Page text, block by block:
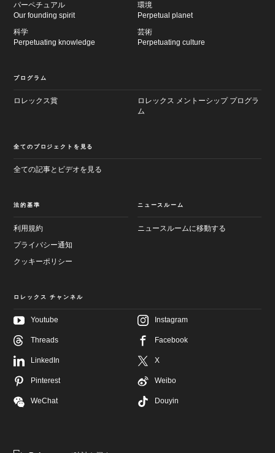
メ
イ
画
へ
進
む
フ
タ
ー
進
パーペチュアル
Our founding spirit
環境
Perpetual planet
科学
Perpetuating knowledge
芸術
Perpetuating culture
プログラム
ロレックス賞
ロレックス メントーシップ プログラ
ム
全てのプロジェクトを見る
全ての記事とビデオを見る
法的基準
利用規約
プライバシー通知
クッキーポリシー
ニュースルーム
ニュースルームに移動する
ロレックス チャンネル
Youtube Instagram
Threads Facebook
LinkedIn X
Pinterest Weibo
WeChat Douyin